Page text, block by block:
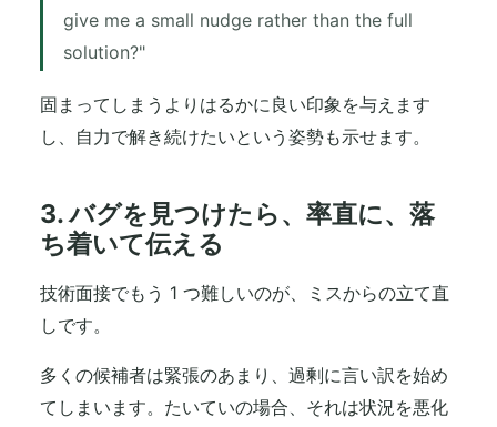
give me a small nudge rather than the full
solution?"
固まってしまうよりはるかに良い印象を与えます
し、自力で解き続けたいという姿勢も示せます。
3. バグを見つけたら、率直に、落
ち着いて伝える
技術面接でもう 1 つ難しいのが、ミスからの立て直
しです。
多くの候補者は緊張のあまり、過剰に言い訳を始め
てしまいます。たいていの場合、それは状況を悪化